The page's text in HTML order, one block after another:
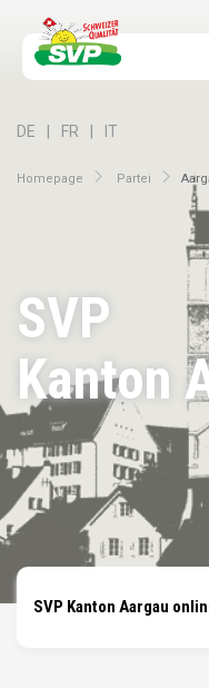
Homepage Partei
DE FR IT
SVP
Kanton
SVP Kanton Aargau